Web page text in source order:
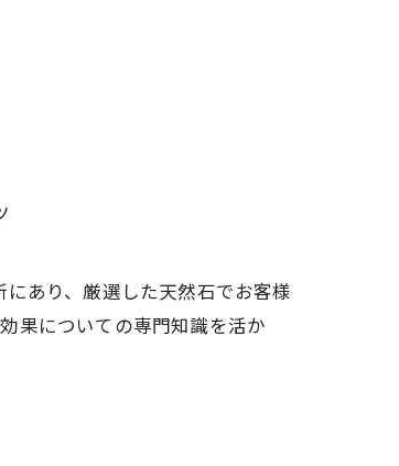
あり、厳選した天然石でお客様
果についての専門知識を活か